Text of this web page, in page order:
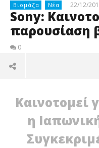
Βιομάζα Νέα 22/12/
Sony:
παρουσίαση
0
Καινοτομεί
η